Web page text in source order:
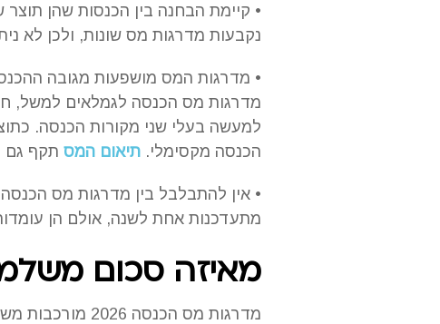
• קיימת הבחנה בין הכנסות שהן
נקבעות מדרגות מס שונות, ולכן לא
• מדרגות המס מושפעות מגובה
מדרגות מס הכנסה לגמלאים למשל,
למעשה בעלי שני מקורות הכנסה.
הכנסה מקסימלי. תיאום המס תקף גם
• אין להתבלבל בין מדרגות מס
מתעדכנות אחת לשנה, אולם הן
מאיזה סכום